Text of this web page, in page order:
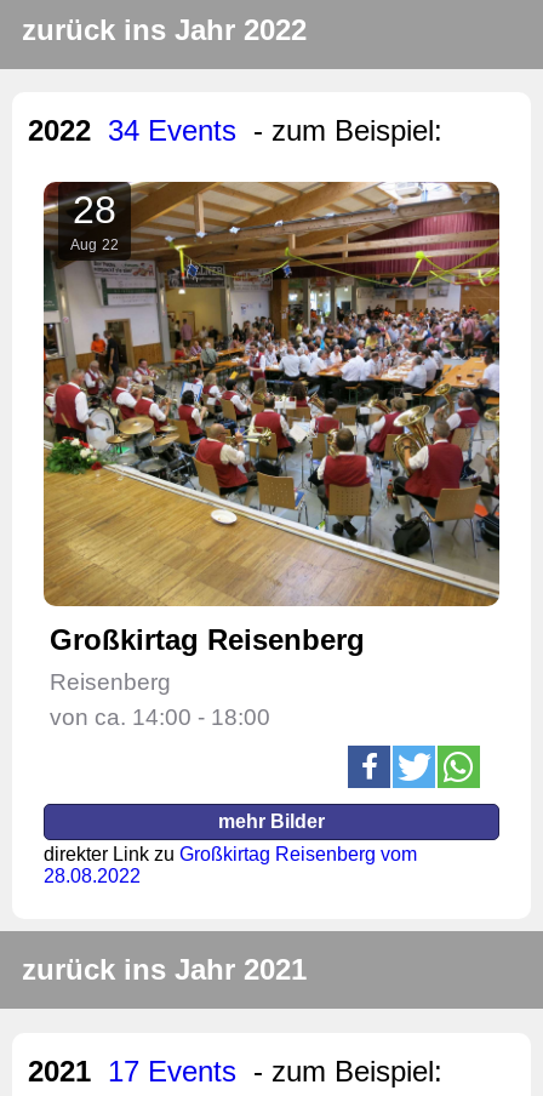
zurück ins Jahr 2022
2022 34 Events - zum Beispiel:
28
Aug 22
Großkirtag Reisenberg
Reisenberg
von ca. 14:00 - 18:00
mehr Bilder
direkter Link zu Großkirtag Reisenberg vom
28.08.2022
zurück ins Jahr 2021
2021 17 Events - zum Beispiel: